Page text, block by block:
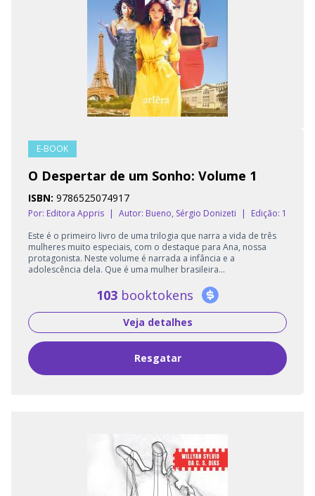
E-BOOK
O Despertar de um Sonho: Volume 1
ISBN: 9786525074917
Por: Editora Appris | Autor: Bueno, Sérgio Donizeti |
Edição: 1
Este é o primeiro livro de uma trilogia que narra a vida de três
mulheres muito especiais, com o destaque para Ana, nossa
protagonista. Neste volume é narrada a infância e a
adolescência dela. Que é uma mulher brasileira...
103 booktokens
Veja detalhes
Resgatar